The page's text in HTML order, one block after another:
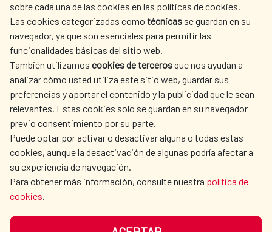
sobre cada una de las cookies en las políticas de cookies.
Las cookies categorizadas como técnicas se guardan en su
navegador, ya que son esenciales para permitir las
funcionalidades básicas del sitio web.
También utilizamos cookies de tercerosque nos ayudan a
analizar cómo usted utiliza este sitio web, guardar sus
preferencias y aportar el contenido y la publicidad que le sean
relevantes. Estas cookies solo se guardan en su navegador
previo consentimiento por su parte.
Puede optar por activar o desactivar alguna o todas estas
cookies, aunque la desactivación de algunas podría afectar a
su experiencia de navegación.
Para obtener más información, consulte nuestra política de
cookies.
AECID
OÙ NOUS COOPÉRONS
L'ACTION HUMANITAIRE
ESPAGNOLE
SALLE DE PRESSE
CULTURE ET SCIENCE BIBLIOTHÈQUE
NOS RÉSEAUX SOCIAUX